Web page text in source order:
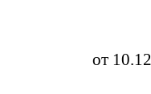
от